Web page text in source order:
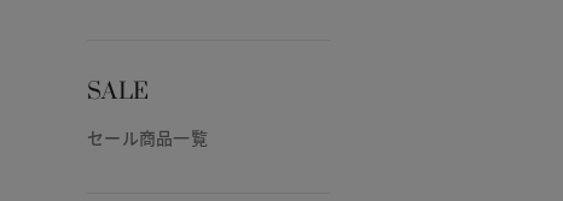
SALE
セール商品一覧